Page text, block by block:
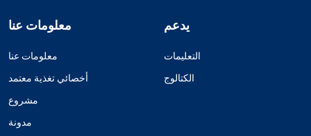
معلومات عنا
معلومات عنا
أخصائي تغذية معتمد
مشروع
مدونة
يدعم
التعليمات
الكتالوج